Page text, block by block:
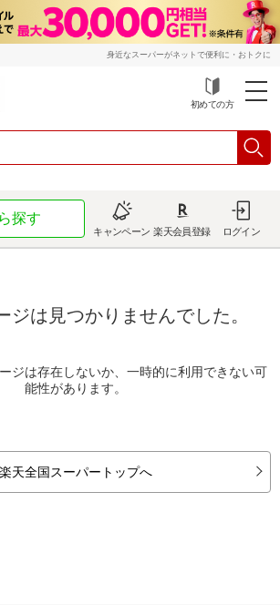
身近なスーパーがネットで便利に・おトクに
初めての方
探す
キャンペーン 楽天会員登録 ログイン
ジは見つかりませんでした。
ジは存在しないか、一時的に利用できない可
能性があります。
楽天全国スーパートップへ